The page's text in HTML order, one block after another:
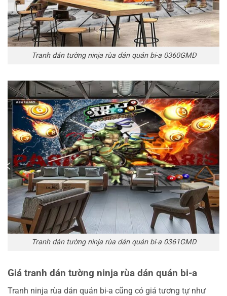
Tranh dán tường ninja rùa dán quán bi-a 0360GMD
Tranh dán tường ninja rùa dán quán bi-a 0361GMD
Giá tranh dán tường ninja rùa dán quán bi-a
Tranh ninja rùa dán quán bi-a cũng có giá tương tự như